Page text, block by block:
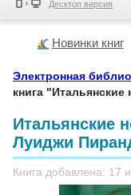
Десктоп версия
Новинки книг
Электронная
книга
Итальянские
Луиджи
Книга добавлена: 17